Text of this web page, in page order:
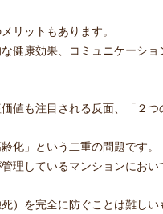
リットもあります。
健康効果、コミュニケーシ
値も注目される反面、「２
化」という二重の問題です。
理しているマンションにお
）を完全に防ぐことは難し